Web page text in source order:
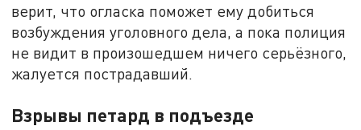
верит, что огласка поможет ему добиться
возбуждения уголовного дела, а пока полиция
не видит в произошедшем ничего серьёзного,
жалуется пострадавший.
Взрывы петард в подъезде